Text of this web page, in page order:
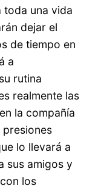
toda una vida
dejar el
de tiempo en
a
rutina
realmente las
la compañía
lo llevará a
sus amigos y
los